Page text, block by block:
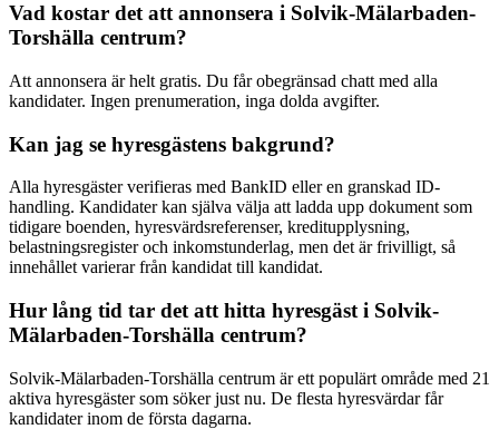
Vad kostar det att annonsera i Solvik-Mälarbaden-
Torshälla centrum?
Att annonsera är helt gratis. Du får obegränsad chatt med alla
kandidater. Ingen prenumeration, inga dolda avgifter.
Kan jag se hyresgästens bakgrund?
Alla hyresgäster verifieras med BankID eller en granskad ID-
handling. Kandidater kan själva välja att ladda upp dokument som
tidigare boenden, hyresvärdsreferenser, kreditupplysning,
belastningsregister och inkomstunderlag, men det är frivilligt, så
innehållet varierar från kandidat till kandidat.
Hur lång tid tar det att hitta hyresgäst i Solvik-
Mälarbaden-Torshälla centrum?
Solvik-Mälarbaden-Torshälla centrum är ett populärt område med 21
aktiva hyresgäster som söker just nu. De flesta hyresvärdar får
kandidater inom de första dagarna.